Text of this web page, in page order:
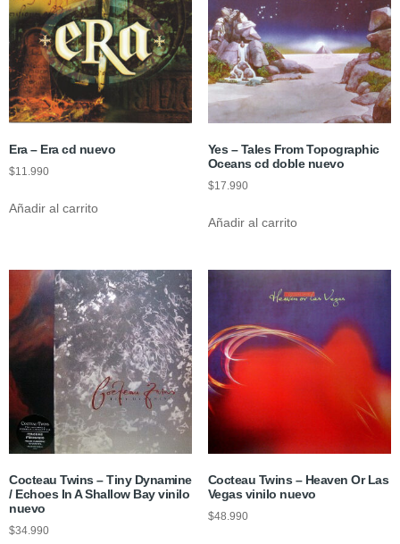
Era – Era cd nuevo
$11.990
Añadir al carrito
Yes – Tales From Topographic
Oceans cd doble nuevo
$17.990
Añadir al carrito
Cocteau Twins ‎– Tiny Dynamine
/ Echoes In A Shallow Bay vinilo
nuevo
$34.990
Cocteau Twins – Heaven Or Las
Vegas vinilo nuevo
$48.990